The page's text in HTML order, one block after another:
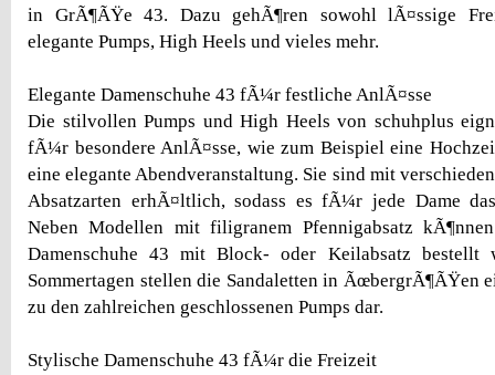
in GrÃ¶ÃŸe 43. Dazu gehÃ¶ren sowohl lÃ¤ssige
elegante Pumps, High Heels und vieles mehr.
Elegante Damenschuhe 43 fÃ¼r festliche AnlÃ¤sse
Die stilvollen Pumps und High Heels von schuhplus
fÃ¼r besondere AnlÃ¤sse, wie zum Beispiel eine
eine elegante Abendveranstaltung. Sie sind mit
Absatzarten erhÃ¤ltlich, sodass es fÃ¼r jede Dame
Neben Modellen mit filigranem Pfennigabsatz
Damenschuhe 43 mit Block- oder Keilabsatz bestellt
Sommertagen stellen die Sandaletten in ÃœbergrÃ¶ÃŸen
zu den zahlreichen geschlossenen Pumps dar.
Stylische Damenschuhe 43 fÃ¼r die Freizeit